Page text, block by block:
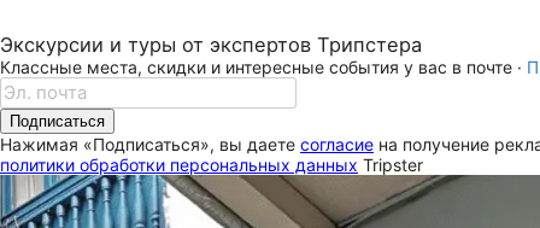
Экскурсии и туры от экспертов Трипстера
Классные места, скидки и интересные события у вас в почте ·
Подписаться
Нажимая «Подписаться», вы даете согласие на получение
политики обработки персональных данных Tripster